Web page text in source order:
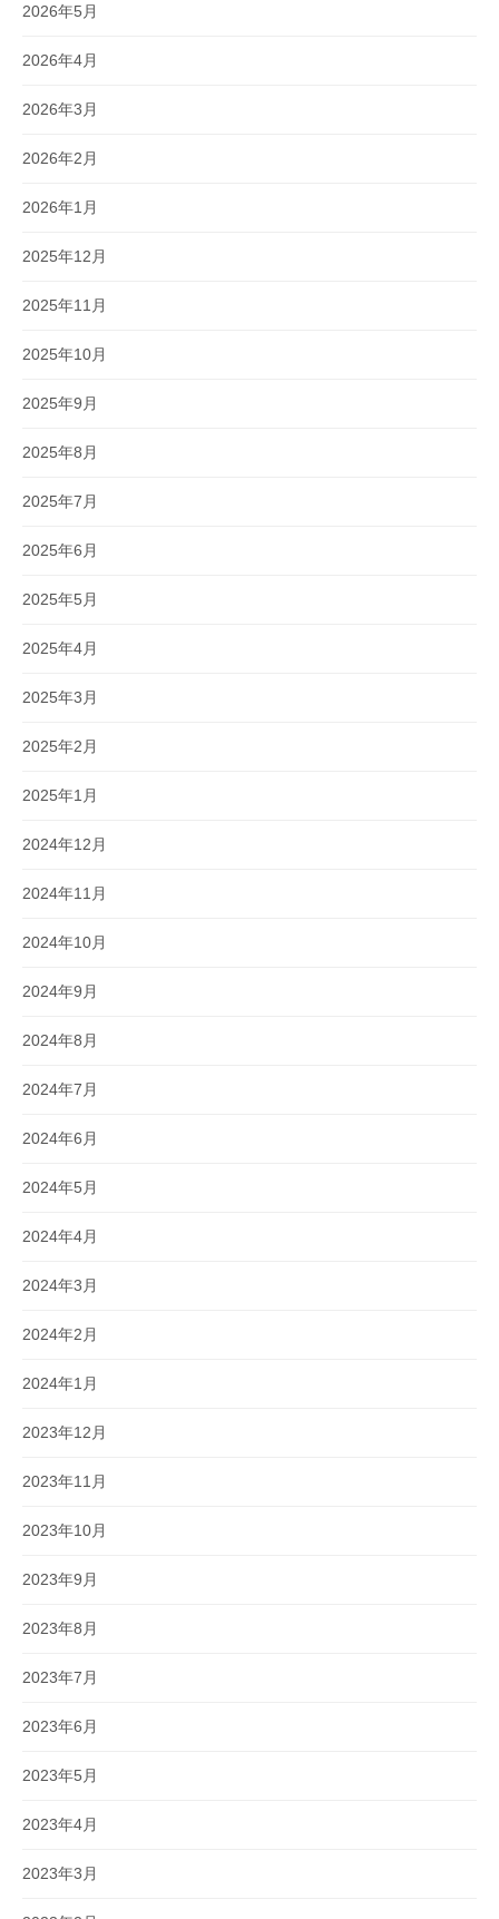
2026年5月
2026年4月
2026年3月
2026年2月
2026年1月
2025年12月
2025年11月
2025年10月
2025年9月
2025年8月
2025年7月
2025年6月
2025年5月
2025年4月
2025年3月
2025年2月
2025年1月
2024年12月
2024年11月
2024年10月
2024年9月
2024年8月
2024年7月
2024年6月
2024年5月
2024年4月
2024年3月
2024年2月
2024年1月
2023年12月
2023年11月
2023年10月
2023年9月
2023年8月
2023年7月
2023年6月
2023年5月
2023年4月
2023年3月